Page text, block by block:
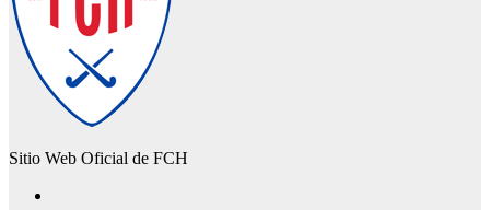
Sitio Web Oficial de FCH